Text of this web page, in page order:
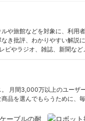
や旅館などを対象に、利用
き批評、わかりやすい解説
やラジオ、雑誌、新聞など
月間3,000万以上のユーザ
品を選んでもらうために、